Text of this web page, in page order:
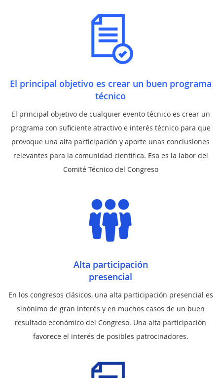
Comparte:
El principal objetivo es crear un buen programa
técnico
El principal objetivo de cualquier evento técnico es crear un
programa con suficiente atractivo e interés técnico para que
provoque una alta participación y aporte unas conclusiones
relevantes para la comunidad científica. Esa es la labor del
Comité Técnico del Congreso
Alta participación
presencial
En los congresos clásicos, una alta participación presencial es
sinónimo de gran interés y en muchos casos de un buen
resultado económico del Congreso. Una alta participación
favorece el interés de posibles patrocinadores.